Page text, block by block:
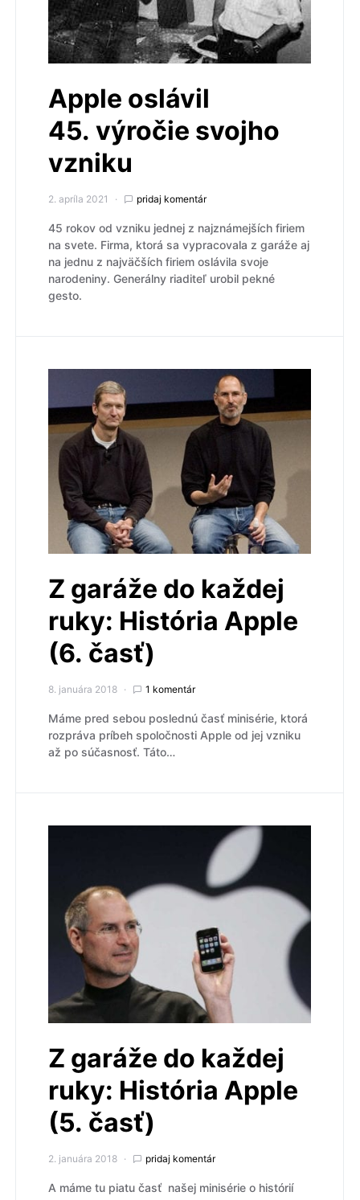
Apple oslávil
45. výročie svojho
vzniku
2. apríla 2021 pridaj komentár
45 rokov od vzniku jednej z najznámejších firiem
na svete. Firma, ktorá sa vypracovala z garáže aj
na jednu z najväčších firiem oslávila svoje
narodeniny. Generálny riaditeľ urobil pekné
gesto.
Z garáže do každej
ruky: História Apple
(6. časť)
8. januára 2018 1 komentár
Máme pred sebou poslednú časť minisérie, ktorá
rozpráva príbeh spoločnosti Apple od jej vzniku
až po súčasnosť. Táto…
Z garáže do každej
ruky: História Apple
(5. časť)
2. januára 2018 pridaj komentár
A máme tu piatu časť našej minisérie o histórií